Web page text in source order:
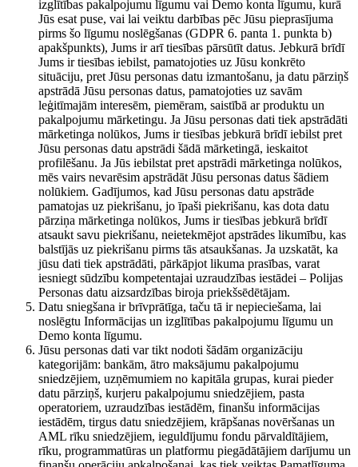
izglītības pakalpojumu līgumu vai Demo konta līgumu, kurā
Jūs esat puse, vai lai veiktu darbības pēc Jūsu pieprasījuma
pirms šo līgumu noslēgšanas (GDPR 6. panta 1. punkta b)
apakšpunkts), Jums ir arī tiesības pārsūtīt datus. Jebkurā brīdī
Jums ir tiesības iebilst, pamatojoties uz Jūsu konkrēto
situāciju, pret Jūsu personas datu izmantošanu, ja datu pārziņš
apstrādā Jūsu personas datus, pamatojoties uz savām
leģitīmajām interesēm, piemēram, saistībā ar produktu un
pakalpojumu mārketingu. Ja Jūsu personas dati tiek apstrādāti
mārketinga nolūkos, Jums ir tiesības jebkurā brīdī iebilst pret
Jūsu personas datu apstrādi šādā mārketingā, ieskaitot
profilēšanu. Ja Jūs iebilstat pret apstrādi mārketinga nolūkos,
mēs vairs nevarēsim apstrādāt Jūsu personas datus šādiem
nolūkiem. Gadījumos, kad Jūsu personas datu apstrāde
pamatojas uz piekrišanu, jo īpaši piekrišanu, kas dota datu
pārziņa mārketinga nolūkos, Jums ir tiesības jebkurā brīdī
atsaukt savu piekrišanu, neietekmējot apstrādes likumību, kas
balstījās uz piekrišanu pirms tās atsaukšanas. Ja uzskatāt, ka
jūsu dati tiek apstrādāti, pārkāpjot likuma prasības, varat
iesniegt sūdzību kompetentajai uzraudzības iestādei – Polijas
Personas datu aizsardzības biroja priekšsēdētājam.
Datu sniegšana ir brīvprātīga, taču tā ir nepieciešama, lai
noslēgtu Informācijas un izglītības pakalpojumu līgumu un
Demo konta līgumu.
Jūsu personas dati var tikt nodoti šādām organizāciju
kategorijām: bankām, ātro maksājumu pakalpojumu
sniedzējiem, uzņēmumiem no kapitāla grupas, kurai pieder
datu pārziņš, kurjeru pakalpojumu sniedzējiem, pasta
operatoriem, uzraudzības iestādēm, finanšu informācijas
iestādēm, tirgus datu sniedzējiem, krāpšanas novēršanas un
AML rīku sniedzējiem, ieguldījumu fondu pārvaldītājiem,
rīku, programmatūras un platformu piegādātājiem darījumu un